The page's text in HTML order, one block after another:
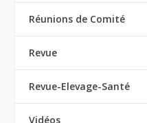
Réunions de Comité
Revue
Revue-Elevage-Santé
Vidéos